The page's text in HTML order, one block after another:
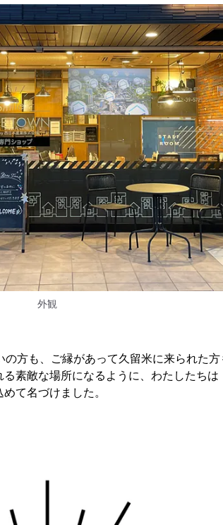
外観
方も、ご縁があって久留米に来られた
素敵な場所になるように、わたしたちは
て名づけました。